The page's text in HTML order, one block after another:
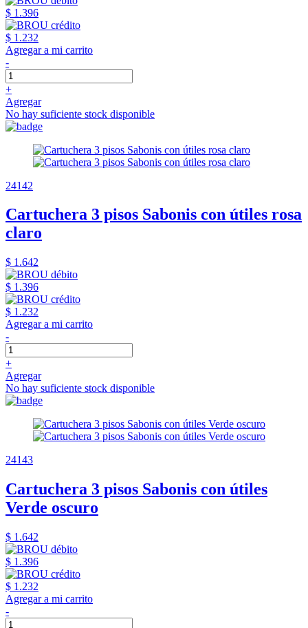
$ 1.396
$ 1.232
Agregar a mi carrito
-
+
Agregar
No hay suficiente stock disponible
24142
Cartuchera 3 pisos Sabonis con útiles rosa
claro
$ 1.642
$ 1.396
$ 1.232
Agregar a mi carrito
-
+
Agregar
No hay suficiente stock disponible
24143
Cartuchera 3 pisos Sabonis con útiles
Verde oscuro
$ 1.642
$ 1.396
$ 1.232
Agregar a mi carrito
-